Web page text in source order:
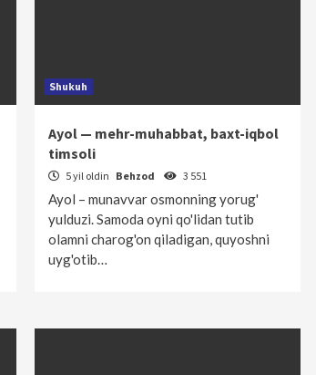
Shukuh
Ayol — mehr-muhabbat, baxt-iqbol
timsoli
5 yil oldin Behzod 3 551
Ayol – munavvar osmonning yorug'
yulduzi. Samoda oyni qo'lidan tutib
olamni charog'on qiladigan, quyoshni
uyg'otib…